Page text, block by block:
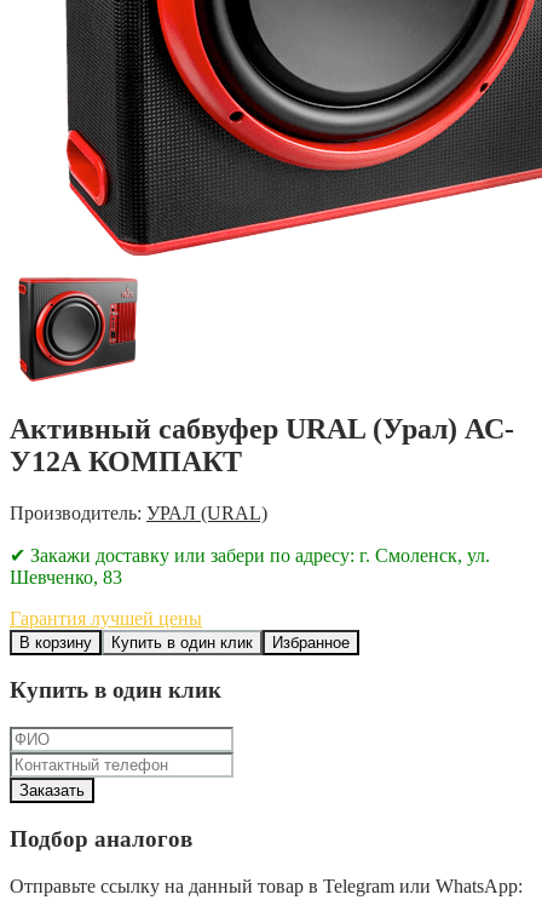
Активный сабвуфер URAL (Урал) АС-
У12А КОМПАКТ
Производитель: УРАЛ (URAL)
✔ Закажи доставку или забери по адресу: г. Смоленск, ул.
Шевченко, 83
Гарантия лучшей цены
В корзину Купить в один клик Избранное
Купить в один клик
Подбор аналогов
Отправьте ссылку на данный товар в Telegram или WhatsApp: